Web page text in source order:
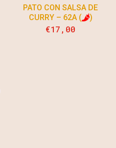
PATO CON SALSA DE
CURRY – 62A (
)
€17,00